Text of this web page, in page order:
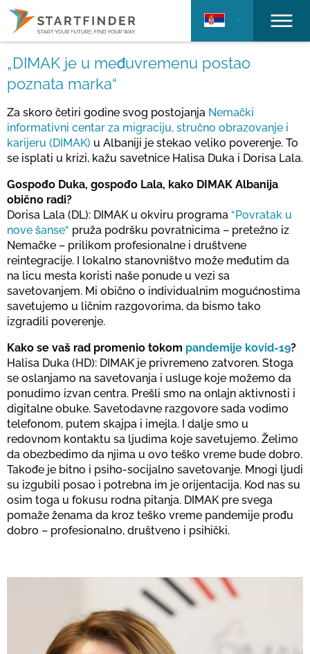
„DIMAK je u međuvremenu postao
poznata marka“
Za skoro četiri godine svog postojanja Nemački
informativni centar za migraciju, stručno obrazovanje i
karijeru (DIMAK) u Albaniji je stekao veliko poverenje. To
se isplati u krizi, kažu savetnice Halisa Duka i Dorisa Lala.
Gospođo Duka, gospođo Lala, kako DIMAK Albanija
obično radi?
Dorisa Lala (DL): DIMAK u okviru programa “Povratak u
nove šanse“ pruža podršku povratnicima – pretežno iz
Nemačke – prilikom profesionalne i društvene
reintegracije. I lokalno stanovništvo može međutim da
na licu mesta koristi naše ponude u vezi sa
savetovanjem. Mi obično o individualnim mogućnostima
savetujemo u ličnim razgovorima, da bismo tako
izgradili poverenje.
Kako se vaš rad promenio tokom pandemije kovid-19?
Halisa Duka (HD): DIMAK je privremeno zatvoren. Stoga
se oslanjamo na savetovanja i usluge koje možemo da
ponudimo izvan centra. Prešli smo na onlajn aktivnosti i
digitalne obuke. Savetodavne razgovore sada vodimo
telefonom, putem skajpa i imejla. I dalje smo u
redovnom kontaktu sa ljudima koje savetujemo. Želimo
da obezbedimo da njima u ovo teško vreme bude dobro.
Takođe je bitno i psiho-socijalno savetovanje. Mnogi ljudi
su izgubili posao i potrebna im je orijentacija. Kod nas su
osim toga u fokusu rodna pitanja. DIMAK pre svega
pomaže ženama da kroz teško vreme pandemije prođu
dobro – profesionalno, društveno i psihički.